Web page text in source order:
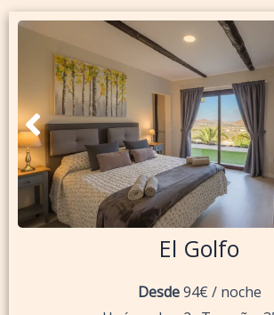
El Golfo
Desde94€ / noche